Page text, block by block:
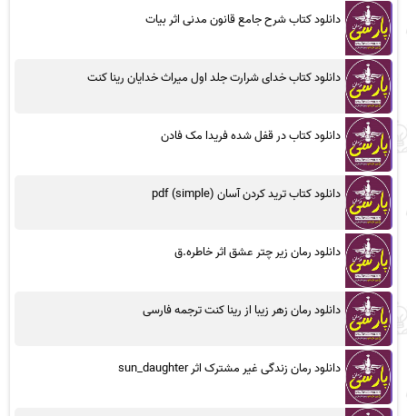
دانلود کتاب شرح جامع قانون مدنی اثر بیات
دانلود کتاب خدای شرارت جلد اول میراث خدایان رینا کنت
دانلود کتاب در قفل شده فریدا مک فادن
دانلود کتاب ترید کردن آسان (simple) pdf
دانلود رمان زیر چتر عشق اثر خاطره.ق
دانلود رمان زهر زیبا از رینا کنت ترجمه فارسی
دانلود رمان زندگی غیر مشترک اثر sun_daughter